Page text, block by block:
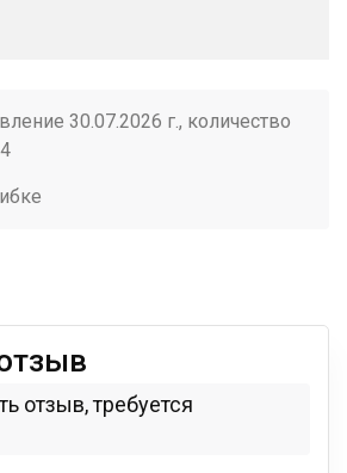
30.07.2026 г., количество
отзыв, требуется